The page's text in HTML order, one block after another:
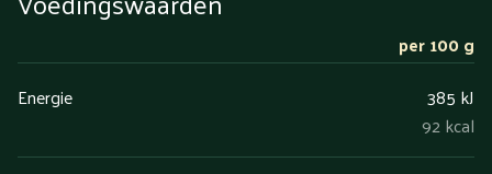
per 100 g
Energie
385 kJ
92 kcal